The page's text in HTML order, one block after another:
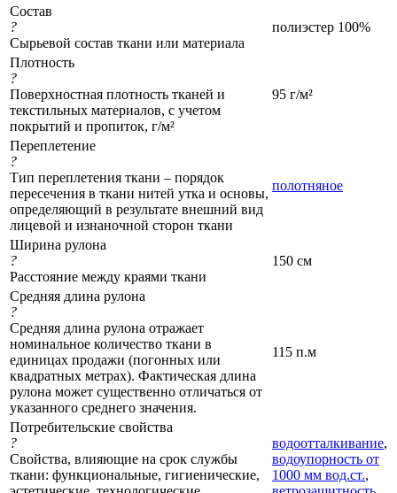
Состав
?
Сырьевой состав ткани или материала
полиэстер 100%
Плотность
?
Поверхностная плотность тканей и
текстильных материалов, с учетом
покрытий и пропиток, г/м²
95 г/м²
Переплетение
?
Тип переплетения ткани – порядок
пересечения в ткани нитей утка и основы,
определяющий в результате внешний вид
лицевой и изнаночной сторон ткани
полотняное
Ширина рулона
?
Расстояние между краями ткани
150 см
Средняя длина рулона
?
Средняя длина рулона отражает
номинальное количество ткани в
единицах продажи (погонных или
квадратных метрах). Фактическая длина
рулона может существенно отличаться от
указанного среднего значения.
115 п.м
Потребительские свойства
?
Свойства, влияющие на срок службы
ткани: функциональные, гигиенические,
водоотталкивание,
водоупорность от
1000 мм вод.ст.,